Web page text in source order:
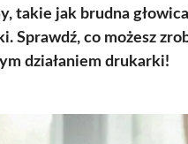
takie jak brudna
Sprawdź, co możesz
działaniem drukarki!